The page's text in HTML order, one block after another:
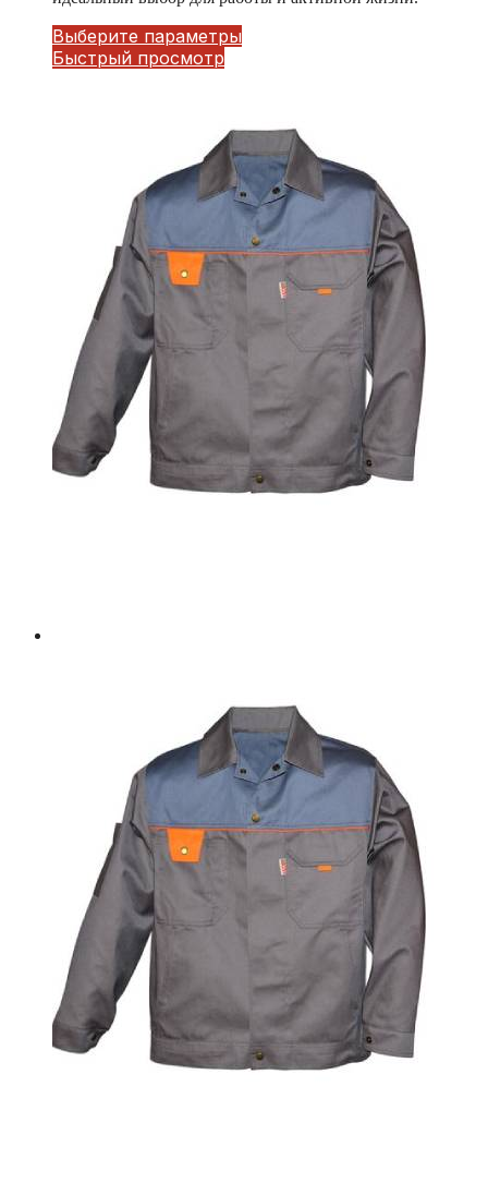
Выберите параметры
Быстрый просмотр